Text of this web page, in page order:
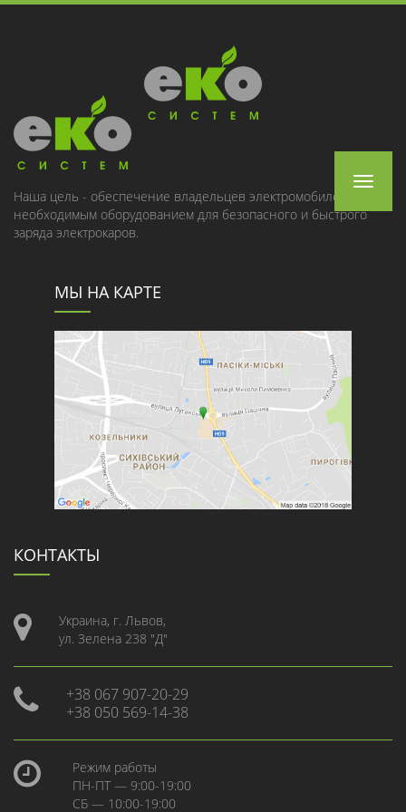
Toggle
Наша цель - обеспечение владельцев электромобилей
необходимым оборудованием для безопасного и быстрого
заряда электрокаров.
МЫ НА КАРТЕ
КОНТАКТЫ
Украина, г. Львов,
ул. Зелена 238 "Д"
+38 067 907-20-29
+38 050 569-14-38
Режим работы
ПН-ПТ — 9:00-19:00
СБ — 10:00-19:00